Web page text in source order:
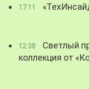
17:11
12:38
Светлый
коллекция от